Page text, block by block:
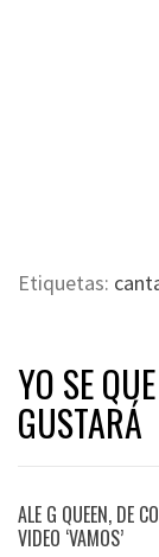
Etiquetas:
YO SE
GUSTARÁ
ALE G QUEEN, DE
VIDEO ‘VAMOS’